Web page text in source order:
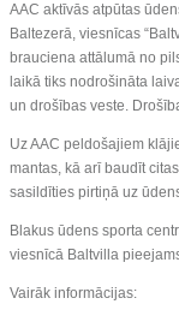
AAC aktīvās atpūtas
Baltezerā, viesnīcas
brauciena attālumā no
laikā tiks nodrošināta
un drošības veste.
Uz AAC peldošajiem
mantas, kā arī baudīt
sasildīties pirtiņā uz
Blakus ūdens sporta
viesnīcā Baltvilla
Vairāk informācijas: